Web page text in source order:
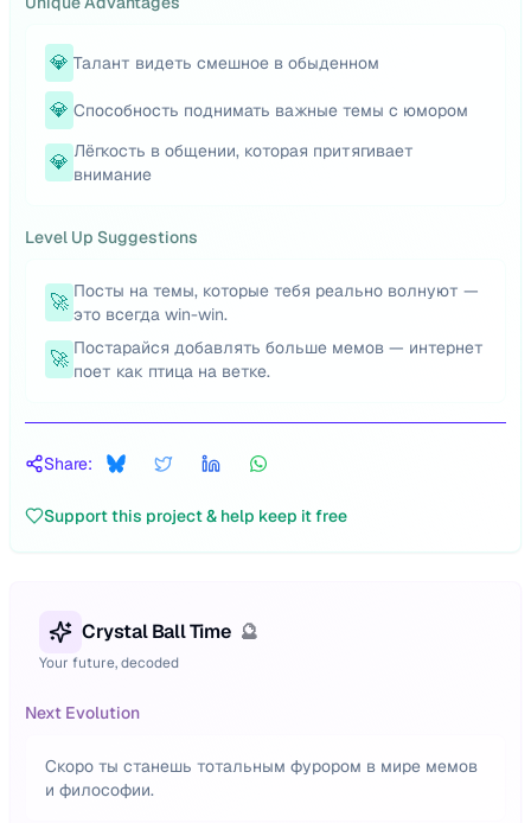
💎 Талант видеть смешное в обыденном
💎 Способность поднимать важные темы с юмором
💎 Лёгкость в общении, которая притягивает
внимание
Level Up Suggestions
🚀 Посты на темы, которые тебя реально волнуют —
это всегда win-win.
🚀 Постарайся добавлять больше мемов — интернет
поет как птица на ветке.
Share:
Support this project & help keep it free
Crystal Ball Time 🔮
Your future, decoded
Next Evolution
Скоро ты станешь тотальным фурором в мире мемов
и философии.